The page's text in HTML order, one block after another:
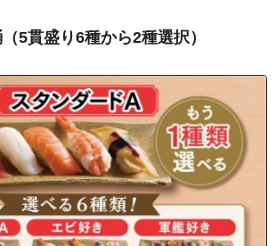
5貫盛り6種から2種選択）